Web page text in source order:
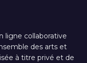
ligne collaborative
des arts et
à titre privé et de